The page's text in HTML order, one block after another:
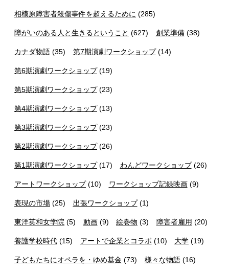
相模原障害者殺傷事件を超えるために (285)
障がいのある人と生きるということ (627) 創業準備(38)
カナダ物語 (35) 第7期演劇ワークショップ(14)
第6期演劇ワークショップ(19)
第5期演劇ワークショップ(23)
第4期演劇ワークショップ(13)
第3期演劇ワークショップ(23)
第2期演劇ワークショップ(26)
第1期演劇ワークショップ(17) わんどワークショップ(26)
アートワークショップ(10) ワークショップ記録映画(9)
表現の市場 (25) 出張ワークショップ(1)
東洋英和女学院 (5) 動画(9) 絵巻物 (3) 障害者雇用 (20)
養護学校時代 (15) アートで企業とコラボ (10) 大学 (19)
子どもたちにオペラを・ゆめ基金 (73) 様々な物語(16)